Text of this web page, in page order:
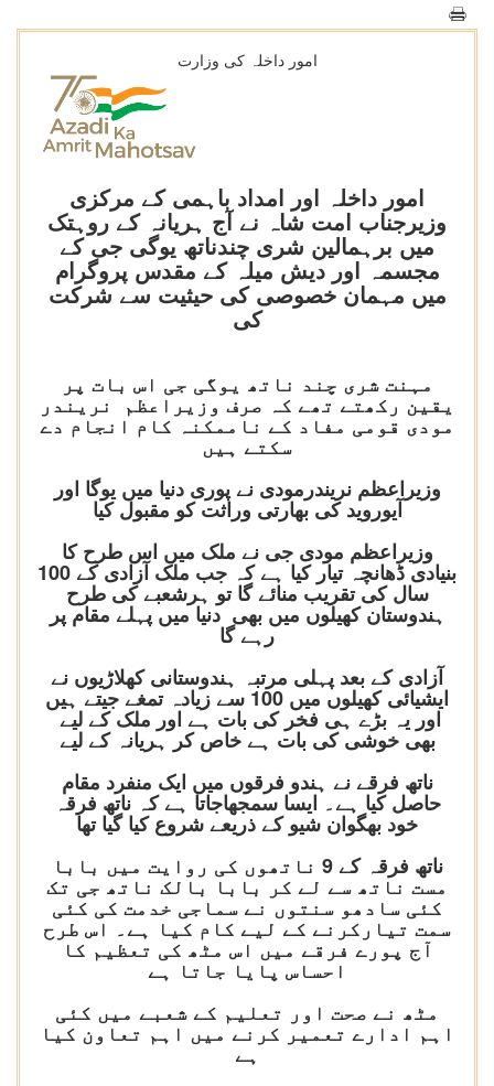
امور داخلہ کی وزارت
امور داخلہ اور امداد باہمی کے مرکزی
وزیرجناب امت شاہ نے آج ہریانہ کے روہتک
میں برہمالین شری چندناتھ یوگی جی کے
مجسمہ اور دیش میلہ کے مقدس پروگرام
میں مہمان خصوصی کی حیثیت سے شرکت
کی
مہنت شری چند ناتھ یوگی جی اس بات پر
یقین رکھتے تھے کہ صرف وزیراعظم نریندر
مودی قومی مفاد کے ناممکنہ کام انجام دے
سکتے ہیں
وزیراعظم نریندرمودی نے پوری دنیا میں یوگا اور
آیوروید کی بھارتی وراثت کو مقبول کیا
وزیراعظم مودی جی نے ملک میں اس طرح کا
بنیادی ڈھانچہ تیار کیا ہے کہ جب ملک آزادی کے 100
سال کی تقریب منائے گا تو ہرشعبے کی طرح
ہندوستان کھیلوں میں بھی دنیا میں پہلے مقام پر
رہے گا
آزادی کے بعد پہلی مرتبہ ہندوستانی کھلاڑیوں نے
ایشیائی کھیلوں میں 100 سے زیادہ تمغے جیتے ہیں
اور یہ بڑے ہی فخر کی بات ہے اور ملک کے لیے
بھی خوشی کی بات ہے خاص کر ہریانہ کے لیے
ناتھ فرقے نے ہندو فرقوں میں ایک منفرد مقام
حاصل کیا ہے۔ ایسا سمجھاجاتا ہے کہ ناتھ فرقہ
خود بھگوان شیو کے ذریعے شروع کیا گیا تھا
ناتھ فرقہ کے 9 ناتھوں کی روایت میں بابا
مست ناتھ سے لے کر بابا بالک ناتھ جی تک
کئی سادھو سنتوں نے سماجی خدمت کی کئی
سمت تیارکرنے کے لیے کام کیا ہے۔ اس طرح
آج پورے فرقے میں اس مٹھ کی تعظیم کا
احساس پایا جاتا ہے
مٹھ نے صحت اور تعلیم کے شعبے میں کئی
اہم ادارے تعمیر کرنے میں اہم تعاون کیا
ہے